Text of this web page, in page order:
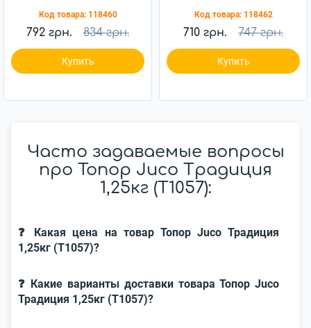
Код товара: 118460
792 грн. 834 грн.
Купить
Код товара: 118462
710 грн. 747 грн.
Купить
Часто задаваемые вопросы
про Топор Juco Традиция
1,25кг (Т1057):
❓ Какая цена на товар Топор Juco Традиция
1,25кг (Т1057)?
❓ Какие варианты доставки товара Топор Juco
Традиция 1,25кг (Т1057)?